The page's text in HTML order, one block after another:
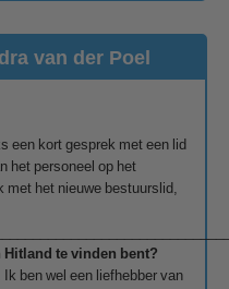
van der Poel
een kort gesprek met een lid
het personeel op het
het nieuwe bestuurslid,
Hitland te vinden bent?
ben wel een liefhebber van